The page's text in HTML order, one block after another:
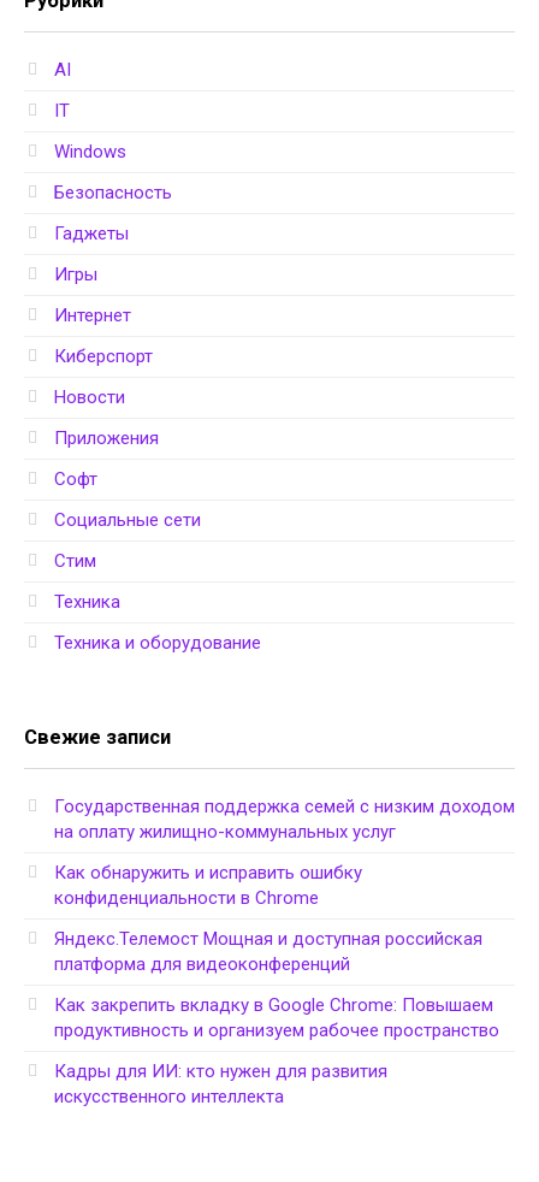
AI
IT
Windows
Безопасность
Гаджеты
Игры
Интернет
Киберспорт
Новости
Приложения
Софт
Социальные сети
Стим
Техника
Техника и оборудование
Свежие записи
Государственная поддержка семей с низким доходом
на оплату жилищно-коммунальных услуг
Как обнаружить и исправить ошибку
конфиденциальности в Chrome
Яндекс.Телемост Мощная и доступная российская
платформа для видеоконференций
Как закрепить вкладку в Google Chrome: Повышаем
продуктивность и организуем рабочее пространство
Кадры для ИИ: кто нужен для развития
искусственного интеллекта